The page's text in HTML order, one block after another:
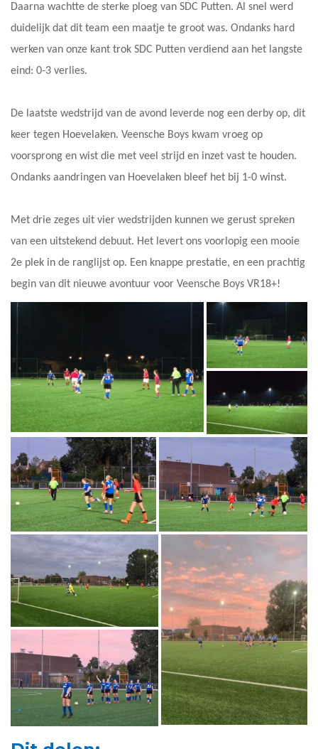
Daarna wachtte de sterke ploeg van SDC Putten. Al snel werd
duidelijk dat dit team een maatje te groot was. Ondanks hard
werken van onze kant trok SDC Putten verdiend aan het langste
eind: 0-3 verlies.
De laatste wedstrijd van de avond leverde nog een derby op, dit
keer tegen Hoevelaken. Veensche Boys kwam vroeg op
voorsprong en wist die met veel strijd en inzet vast te houden.
Ondanks aandringen van Hoevelaken bleef het bij 1-0 winst.
Met drie zeges uit vier wedstrijden kunnen we gerust spreken
van een uitstekend debuut. Het levert ons voorlopig een mooie
2e plek in de ranglijst op. Een knappe prestatie, en een prachtig
begin van dit nieuwe avontuur voor Veensche Boys VR18+!